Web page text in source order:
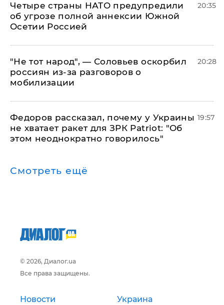
Четыре страны НАТО предупредили
об угрозе полной аннексии Южной
Осетии Россией
20:35
​"Не тот народ", — Соловьев оскорбил
россиян из-за разговоров о
мобилизации
20:28
Федоров рассказал, почему у Украины
не хватает ракет для ЗРК Patriot: "Об
этом неоднократно говорилось"
19:57
Смотреть ещё
© 2026, Диалог.ua
Все права защищены.
Новости Украина